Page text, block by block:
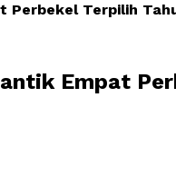
Perbekel Terpilih
Empat